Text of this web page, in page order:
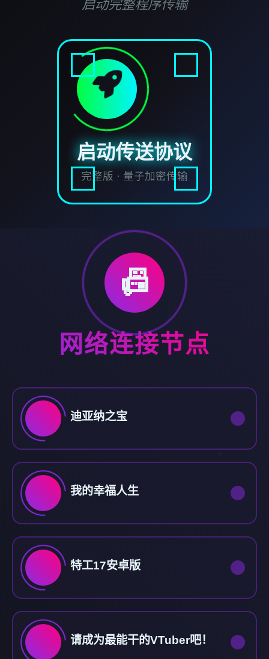
启动完整程序传输
启动传送协议
完整版 · 量子加密传输
📠
网络连接节点
迪亚纳之宝
我的幸福人生
特工17安卓版
请成为最能干的VTuber吧！